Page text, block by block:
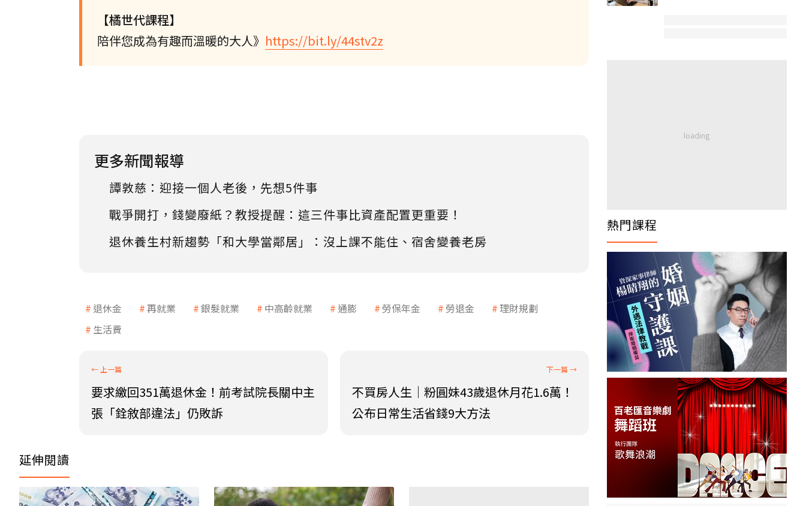
【橘世代課程】
陪伴您成為有趣而溫暖的大人》 https://bit.ly/44stv2z
更多新聞報導
譚敦慈：迎接一個人老後，先想5件事
戰爭開打，錢變廢紙？教授提醒：這三件事比資產配置更重要！
退休養生村新趨勢「和大學當鄰居」：沒上課不能住、宿舍變養老房
退休金 再就業 銀髮就業 中高齡就業 通膨 勞保年金 勞退金
理財規劃
生活費
要求繳回351萬退休金！前考試院長關中主
張「銓敘部違法」仍敗訴
不買房人生｜粉圓妹43歲退休月花1.6萬！
公布日常生活省錢9大方法
延伸閱讀
熱門課程